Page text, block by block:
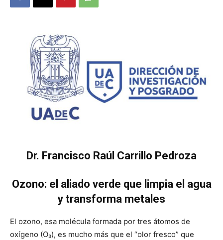
Dr. Francisco Raúl Carrillo Pedroza
Ozono: el aliado verde que limpia el agua
y transforma metales
El ozono, esa molécula formada por tres átomos de
oxígeno (O₃), es mucho más que el “olor fresco” que